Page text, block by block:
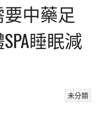
中藥足
睡眠減
未分類